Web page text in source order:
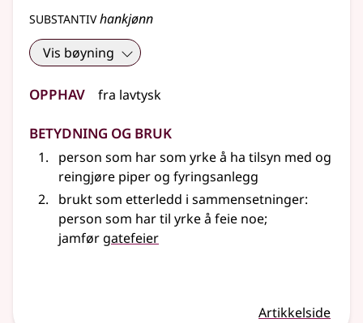
substantivhankjønn
Vis bøyning
Opphav fra lavtysk
Betydning og bruk
person som har som yrke å ha tilsyn med og
reingjøre piper og fyringsanlegg
brukt som etterledd i sammensetninger:
person som har til yrke å feie noe;
jamfør gatefeier
Artikkelside